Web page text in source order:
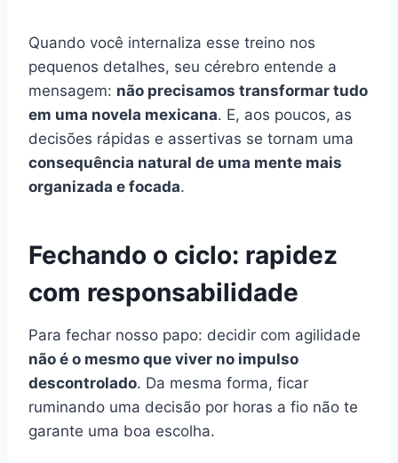
Quando você internaliza esse treino nos
pequenos detalhes, seu cérebro entende a
mensagem: não precisamos transformar tudo
em uma novela mexicana. E, aos poucos, as
decisões rápidas e assertivas se tornam uma
consequência natural de uma mente mais
organizada e focada.
Fechando o ciclo: rapidez
com responsabilidade
Para fechar nosso papo: decidir com agilidade
não é o mesmo que viver no impulso
descontrolado. Da mesma forma, ficar
ruminando uma decisão por horas a fio não te
garante uma boa escolha.